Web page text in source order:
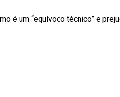
é um “equívoco técnico” e